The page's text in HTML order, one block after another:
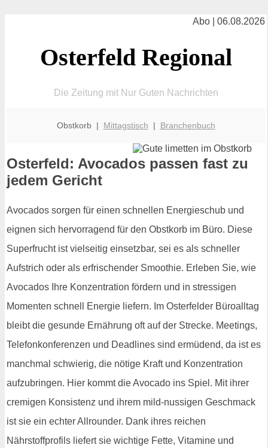
Abo | 06.08.2026
Osterfeld Regional
Die Zeitung mit Nur Guten Nachrichten
Obstkorb | Mittagstisch | Branchenbuch
Osterfeld: Avocados passen fast zu
jedem Gericht
Avocados sorgen für einen schnellen Energieschub und
eignen sich hervorragend für den Obstkorb im Büro. Diese
Superfrucht ist vielseitig einsetzbar, sei es als schneller
Aufstrich oder als erfrischender Smoothie. Erleben Sie, wie
Avocados Ihre Konzentration fördern und in stressigen
Momenten schnell Energie liefern. Im Osterfelder Büroalltag
bleibt die gesunde Ernährung oft auf der Strecke. Meetings,
Telefonkonferenzen und Deadlines sind ermüdend, da ist es
manchmal schwierig, die nötige Kraft und Konzentration
aufzubringen. Hier kommt die Avocado ins Spiel. Mit ihrer
cremigen Konsistenz und ihrem mild-nussigen Geschmack
ist sie ein echter Allrounder. Dank ihres reichen
Nährstoffprofils liefert sie wichtige Fette, Vitamine und